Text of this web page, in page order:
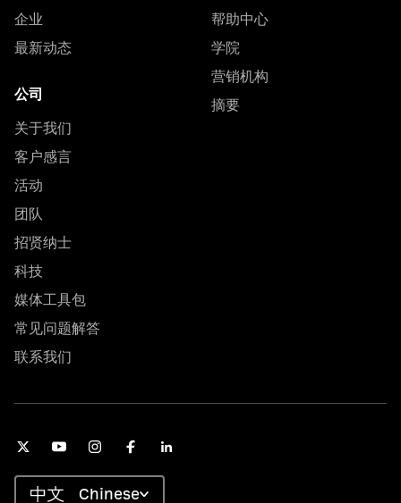
企业
最新动态
公司
关于我们
客户感言
活动
团队
招贤纳士
科技
媒体工具包
常见问题解答
联系我们
帮助中心
学院
营销机构
摘要
Chinese